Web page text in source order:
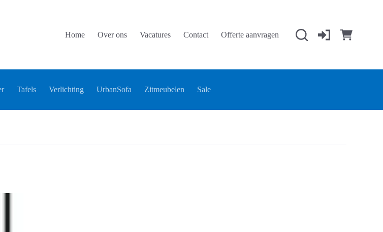
Home Over ons Vacatures Contact Offerte aanvragen
Tafels Verlichting UrbanSofa Zitmeubelen Sale